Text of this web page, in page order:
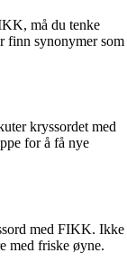
må du tenke
finn synonymer som
kryssordet med
for å få nye
med FIKK. Ikke
med friske øyne.